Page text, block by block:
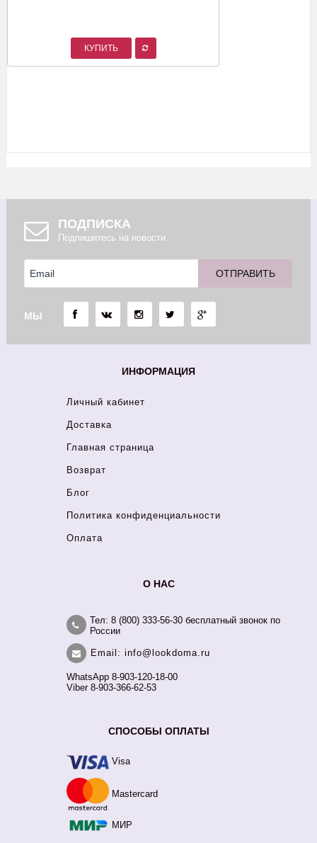
КУПИТЬ
ПОДПИСКА
Подпишитесь на новости
МЫ
ИНФОРМАЦИЯ
Личный кабинет
Доставка
Главная страница
Возврат
Блог
Политика конфиденциальности
Оплата
О НАС
Тел: 8 (800) 333-56-30 бесплатный звонок по
России
Email: info@lookdoma.ru
WhatsApp 8-903-120-18-00
Viber 8-903-366-62-53
СПОСОБЫ ОПЛАТЫ
Visa
Mastercard
МИР